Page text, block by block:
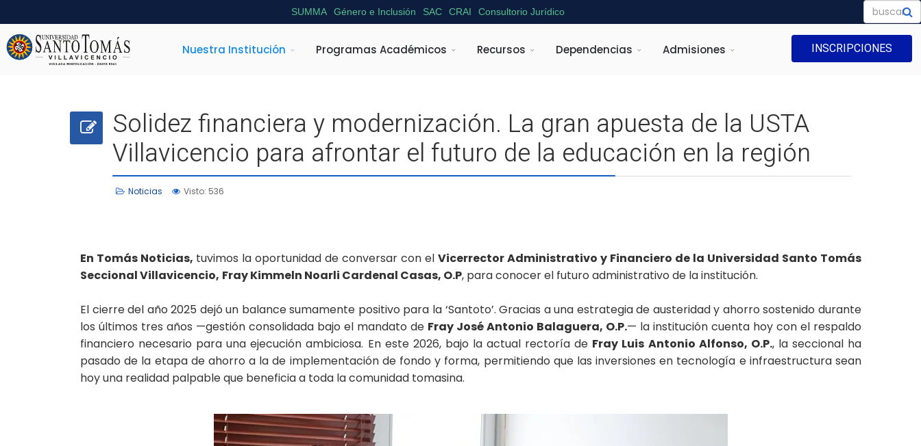
SUMMA Género e Inclusión SAC CRAI Consultorio Jurídico
Nuestra Institución Programas Académicos Recursos Dependencias Admisiones INSCRIPCIONES
Solidez financiera y modernización. La gran apuesta de la USTA
Villavicencio para afrontar el futuro de la educación en la región
Noticias Visto: 536
En Tomás Noticias, tuvimos la oportunidad de conversar con el Vicerrector Administrativo y Financiero de la Universidad Santo Tomás
Seccional Villavicencio, Fray Kimmeln Noarli Cardenal Casas, O.P, para conocer el futuro administrativo de la institución.
El cierre del año 2025 dejó un balance sumamente positivo para la ‘Santoto’. Gracias a una estrategia de austeridad y ahorro sostenido durante
los últimos tres años —gestión consolidada bajo el mandato de Fray José Antonio Balaguera, O.P.— la institución cuenta hoy con el respaldo
financiero necesario para una ejecución ambiciosa. En este 2026, bajo la actual rectoría de Fray Luis Antonio Alfonso, O.P., la seccional ha
pasado de la etapa de ahorro a la de implementación de fondo y forma, permitiendo que las inversiones en tecnología e infraestructura sean
hoy una realidad palpable que beneficia a toda la comunidad tomasina.